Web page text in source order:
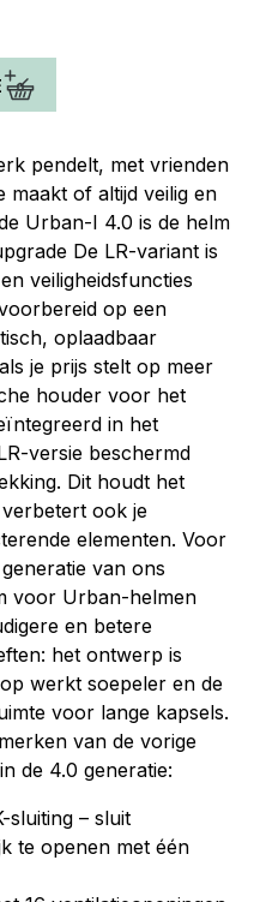
pendelt, met vrienden
of altijd veilig en
Urban-I 4.0 is de helm
De LR-variant is
veiligheidsfuncties
op een
oplaadbaar
je prijs stelt op meer
houder voor het
in het
versie beschermd
Dit houdt het
ook je
elementen. Voor
van ons
voor Urban-helmen
en betere
het ontwerp is
werkt soepeler en de
voor lange kapsels.
van de vorige
de 4.0 generatie:
sluiting – sluit
te openen met één